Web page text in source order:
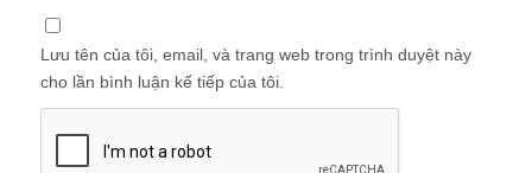
Lưu tên của tôi, email, và trang web trong trình duyệt này
cho lần bình luận kế tiếp của tôi.